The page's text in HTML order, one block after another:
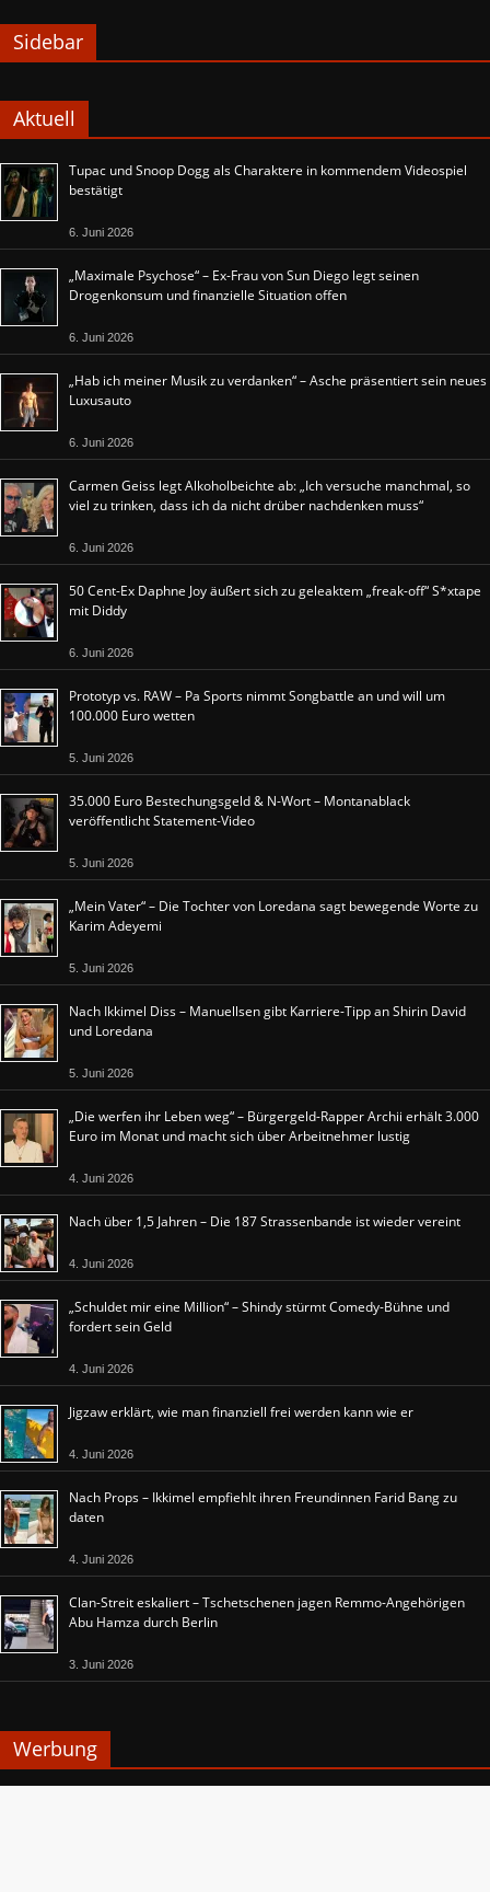
Sidebar
Aktuell
Tupac und Snoop Dogg als Charaktere in kommendem Videospiel
bestätigt
6. Juni 2026
„Maximale Psychose“ – Ex-Frau von Sun Diego legt seinen
Drogenkonsum und finanzielle Situation offen
6. Juni 2026
„Hab ich meiner Musik zu verdanken“ – Asche präsentiert sein neues
Luxusauto
6. Juni 2026
Carmen Geiss legt Alkoholbeichte ab: „Ich versuche manchmal, so
viel zu trinken, dass ich da nicht drüber nachdenken muss“
6. Juni 2026
50 Cent-Ex Daphne Joy äußert sich zu geleaktem „freak-off“ S*xtape
mit Diddy
6. Juni 2026
Prototyp vs. RAW – Pa Sports nimmt Songbattle an und will um
100.000 Euro wetten
5. Juni 2026
35.000 Euro Bestechungsgeld & N-Wort – Montanablack
veröffentlicht Statement-Video
5. Juni 2026
„Mein Vater“ – Die Tochter von Loredana sagt bewegende Worte zu
Karim Adeyemi
5. Juni 2026
Nach Ikkimel Diss – Manuellsen gibt Karriere-Tipp an Shirin David
und Loredana
5. Juni 2026
„Die werfen ihr Leben weg“ – Bürgergeld-Rapper Archii erhält 3.000
Euro im Monat und macht sich über Arbeitnehmer lustig
4. Juni 2026
Nach über 1,5 Jahren – Die 187 Strassenbande ist wieder vereint
4. Juni 2026
„Schuldet mir eine Million“ – Shindy stürmt Comedy-Bühne und
fordert sein Geld
4. Juni 2026
Jigzaw erklärt, wie man finanziell frei werden kann wie er
4. Juni 2026
Nach Props – Ikkimel empfiehlt ihren Freundinnen Farid Bang zu
daten
4. Juni 2026
Clan-Streit eskaliert – Tschetschenen jagen Remmo-Angehörigen
Abu Hamza durch Berlin
3. Juni 2026
Werbung